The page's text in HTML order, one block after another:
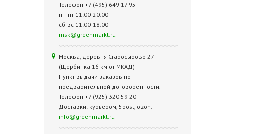
Телефон +7 (495) 649 17 95
пн-пт 11:00-20:00
сб-вс 11:00-18:00
msk@greenmarkt.ru
Москва, деревня Старосырово 27
(Щербинка 16 км от МКАД)
Пункт выдачи заказов по
предварительной договоренности.
Телефон +7 (925) 320 59 20
Доставки: курьером, 5post, ozon.
info@greenmarkt.ru